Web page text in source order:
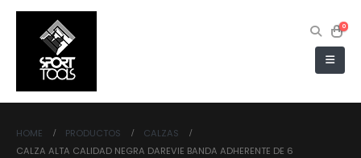
0
HOME PRODUCTOS
CALZAS
CALZA ALTA CALIDAD NEGRA DAREVIE BANDA ADHERENTE DE 6